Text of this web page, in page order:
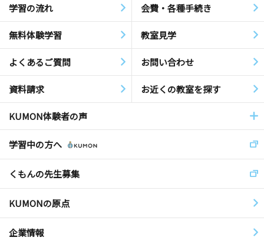
学習の流れ 会費・各種手続き
無料体験学習 教室見学
よくあるご質問 お問い合わせ
資料請求 お近くの教室を探す
KUMON体験者の声
学習中の方へ
くもんの先生募集
KUMONの原点
企業情報